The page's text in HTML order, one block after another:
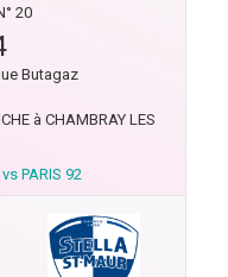
20
Butagaz
à CHAMBRAY LES
PARIS 92